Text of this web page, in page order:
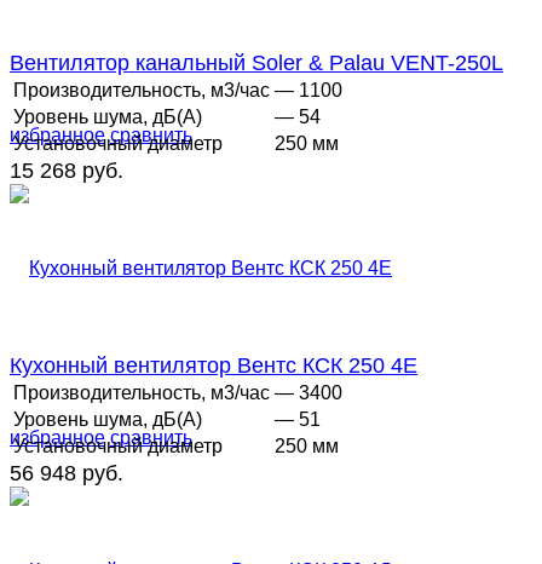
избранное сравнить
Вентилятор канальный Soler & Palau VENT-250L
Производительность, м3/час — 1100
Уровень шума, дБ(А)
— 54
Установочный диаметр
250 мм
15 268 руб.
избранное сравнить
Кухонный вентилятор Вентс КСК 250 4Е
Производительность, м3/час — 3400
Уровень шума, дБ(А)
— 51
Установочный диаметр
250 мм
56 948 руб.